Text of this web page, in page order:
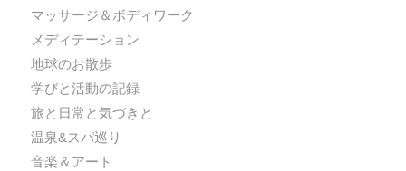
マッサージ＆ボディワーク
メディテーション
地球のお散歩
学びと活動の記録
旅と日常と気づきと
温泉&スパ巡り
音楽＆アート